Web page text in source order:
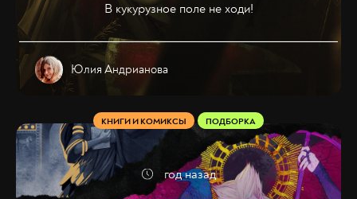
В кукурузное поле не ходи!
Юлия Андрианова
КНИГИ И КОМИКСЫ ПОДБОРКА
год назад